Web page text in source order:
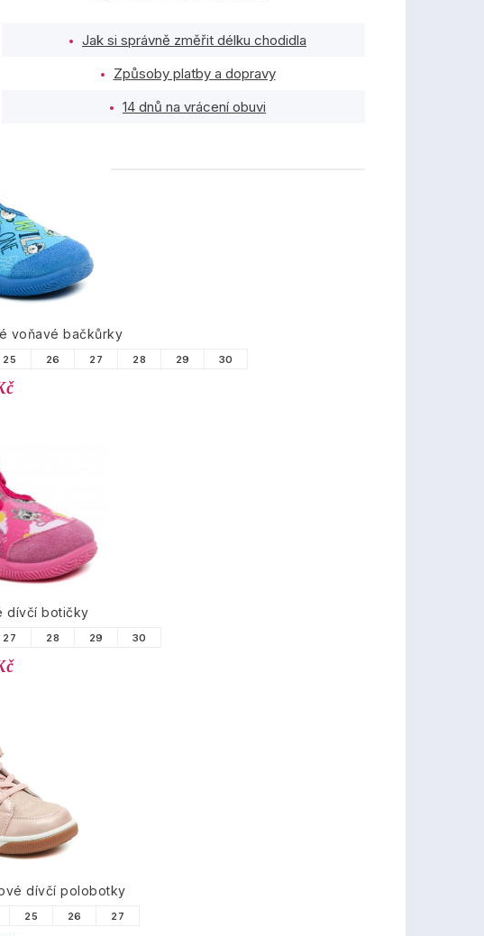
Jak si správně změřit délku chodidla
Způsoby platby a dopravy
14 dnů na vrácení obuvi
voňavé bačkůrky
25 26 27 28 29 30
dívčí botičky
27 28 29 30
dívčí polobotky
25 26 27